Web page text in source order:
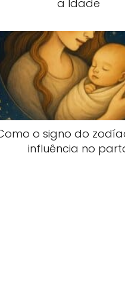
a Idade
o signo do
influência no